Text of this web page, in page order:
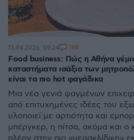
Food business: Πώς η Αθήνα
καταστήματα ισάξια των
είναι τα πιο hot φαγάδικα
Μια νέα γενιά ψαγμένων
από επιτυχημένες ιδέες του
υλοποιεί με αρτιότητα και
μπέργκερ, η πίτσα, ακόμα και ο
13.04.2026, 09:24 168